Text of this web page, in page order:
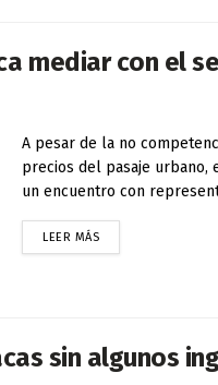
mediar con el
A pesar de la no
precios del pasaje urbano,
un encuentro con
LEER MÁS
sin algunos